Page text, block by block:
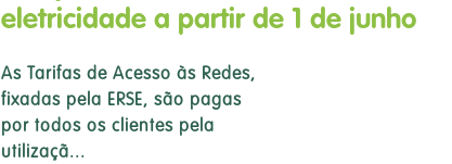
eletricidade a partir de 1 de junho
As Tarifas de Acesso às Redes,
fixadas pela ERSE, são pagas
por todos os clientes pela
utilizaçã...